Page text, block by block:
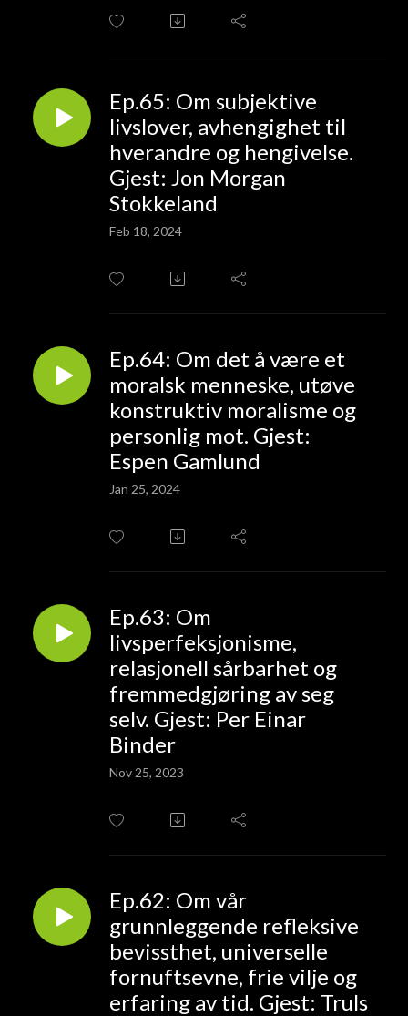
Ep.65: Om subjektive
livslover, avhengighet til
hverandre og hengivelse.
Gjest: Jon Morgan
Stokkeland
Feb 18, 2024
Ep.64: Om det å være et
moralsk menneske, utøve
konstruktiv moralisme og
personlig mot. Gjest:
Espen Gamlund
Jan 25, 2024
Ep.63: Om
livsperfeksjonisme,
relasjonell sårbarhet og
fremmedgjøring av seg
selv. Gjest: Per Einar
Binder
Nov 25, 2023
Ep.62: Om vår
grunnleggende refleksive
bevissthet, universelle
fornuftsevne, frie vilje og
erfaring av tid. Gjest: Truls